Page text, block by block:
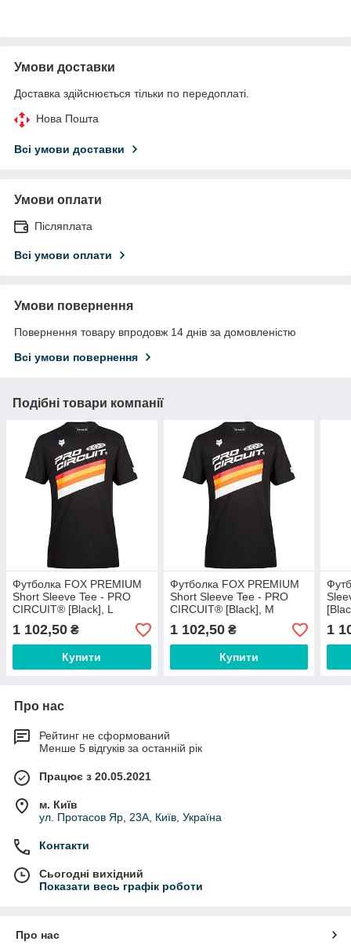
Умови доставки
Доставка здійснюється тільки по передоплаті.
Нова Пошта
Всі умови доставки
Умови оплати
Післяплата
Всі умови оплати
Умови повернення
Повернення товару впродовж 14 днів за домовленістю
Всі умови повернення
Подібні товари компанії
Футболка FOX PREMIUM
Short Sleeve Tee - PRO
CIRCUIT® [Black], L
1 102,50 ₴
Купити
Футболка FOX PREMIUM
Short Sleeve Tee - PRO
CIRCUIT® [Black], M
1 102,50₴
Купити
1
Про нас
Рейтинг не сформований
Менше 5 відгуків за останній рік
Працює з 20.05.2021
м. Київ
ул. Протасов Яр, 23А, Київ, Україна
Контакти
Сьогодні вихідний
Показати весь графік роботи
Про нас